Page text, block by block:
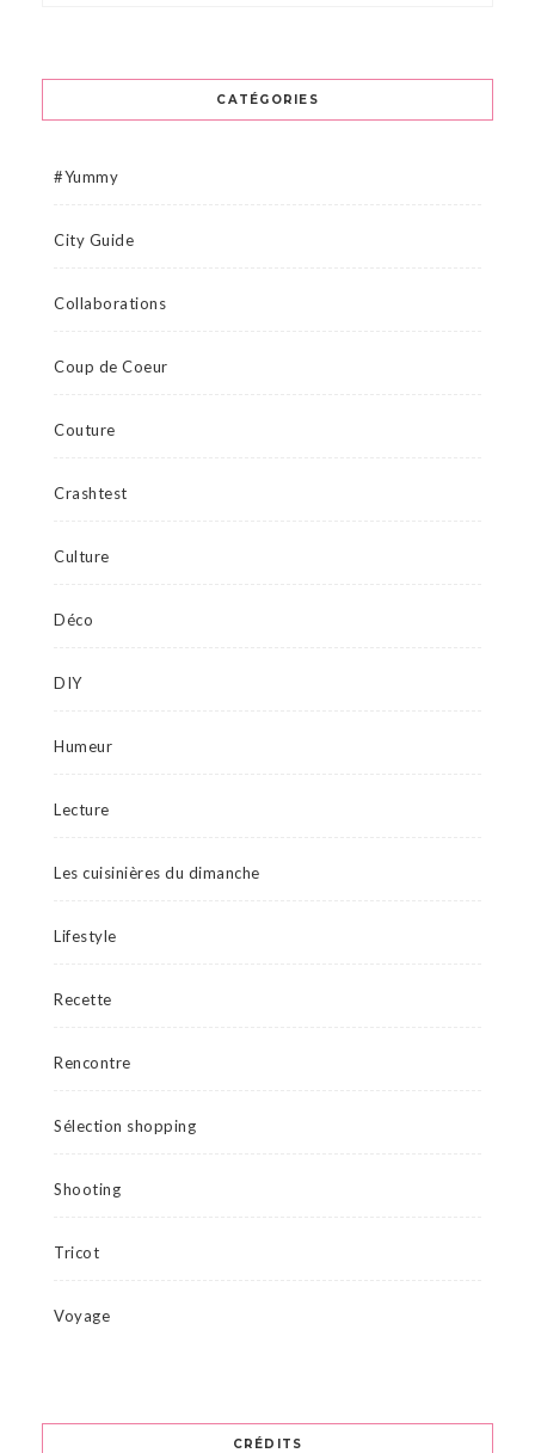
CATÉGORIES
#Yummy
City Guide
Collaborations
Coup de Coeur
Couture
Crashtest
Culture
Déco
DIY
Humeur
Lecture
Les cuisinières du dimanche
Lifestyle
Recette
Rencontre
Sélection shopping
Shooting
Tricot
Voyage
CRÉDITS